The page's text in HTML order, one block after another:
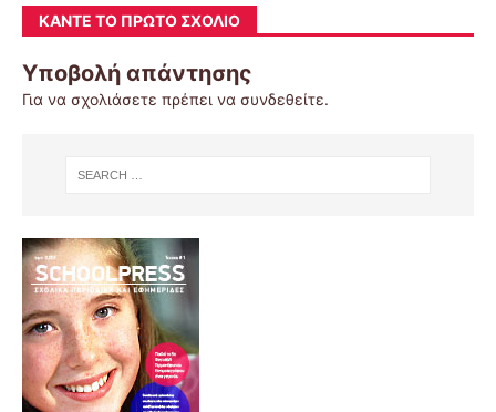
ΚΆΝΤΕ ΤΟ ΠΡΏΤΟ ΣΧΌΛΙΟ
Υποβολή απάντησης
Για να σχολιάσετε πρέπει να συνδεθείτε.